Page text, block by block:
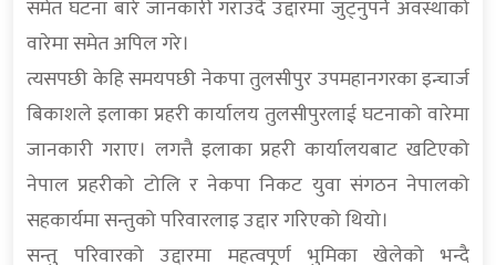
समेत घटना बारे जानकारी गराउदै उद्दारमा जुट्नुपर्ने अवस्थाको
वारेमा समेत अपिल गरे।
त्यसपछी केहि समयपछी नेकपा तुलसीपुर उपमहानगरका इन्चार्ज
बिकाशले इलाका प्रहरी कार्यालय तुलसीपुरलाई घटनाको वारेमा
जानकारी गराए। लगत्तै इलाका प्रहरी कार्यालयबाट खटिएको
नेपाल प्रहरीको टोलि र नेकपा निकट युवा संगठन नेपालको
सहकार्यमा सन्तुको परिवारलाइ उद्दार गरिएको थियो।
सन्तु परिवारको उद्दारमा महत्वपूर्ण भुमिका खेलेको भन्दै